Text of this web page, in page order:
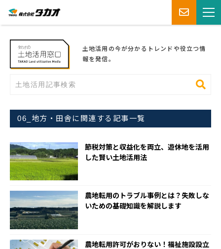
土地活用の今が分かるトレンドや役立つ情
報を発信。
06_地方・田舎に関連する記事一覧
節税対策と収益化を両立、遊休地を活用
した賢い土地活用法
農地転用のトラブル事例とは？失敗しな
いための基礎知識を解説します
農地転用許可がおりない！福祉施設設立